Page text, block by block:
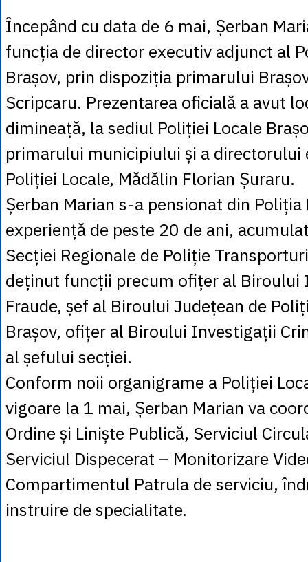
Începând cu data de 6 mai, Șerban
funcția de director executiv adjunct al
Brașov, prin dispoziția primarului
Scripcaru. Prezentarea oficială a avut
dimineață, la sediul Poliției Locale
primarului municipiului și a directorului
Poliției Locale, Mădălin Florian Șuraru.
Șerban Marian s-a pensionat din Poliția
experiență de peste 20 de ani,
Secției Regionale de Poliție
deținut funcții precum ofițer al Biroului
Fraude, șef al Biroului Județean de
Brașov, ofițer al Biroului Investigații
al șefului secției.
Conform noii organigrame a Poliției
vigoare la 1 mai, Șerban Marian va
Ordine și Liniște Publică, Serviciul
Serviciul Dispecerat – Monitorizare
Compartimentul Patrula de serviciu,
instruire de specialitate.